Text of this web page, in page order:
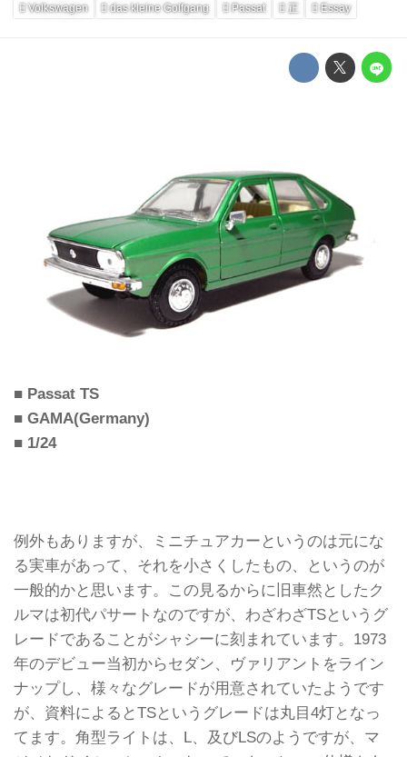
Volkswagen das kleine Golfgang Passat 正 Essay
■ Passat TS
■ GAMA(Germany)
■ 1/24
例外もありますが、ミニチュアカーというのは元にな
る実車があって、それを小さくしたもの、というのが
一般的かと思います。この見るからに旧車然としたク
ルマは初代パサートなのですが、わざわざTSというグ
レードであることがシャシーに刻まれています。1973
年のデビュー当初からセダン、ヴァリアントをライン
ナップし、様々なグレードが用意されていたようです
が、資料によるとTSというグレードは丸目4灯となっ
てます。角型ライトは、L、及びLSのようですが、マ